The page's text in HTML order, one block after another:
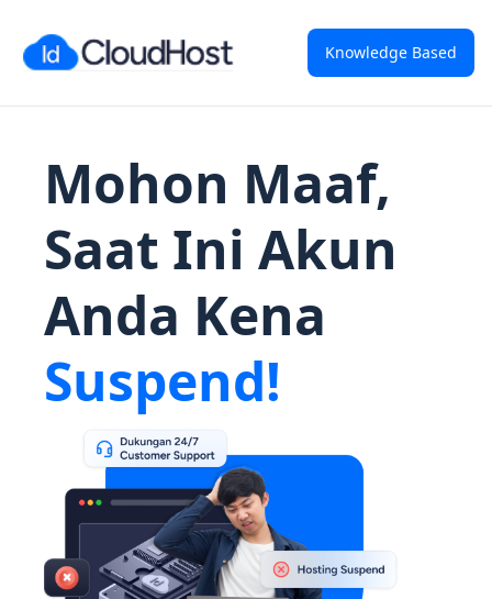
Knowledge Based
Mohon Maaf,
Saat Ini Akun
Anda Kena
Suspend!